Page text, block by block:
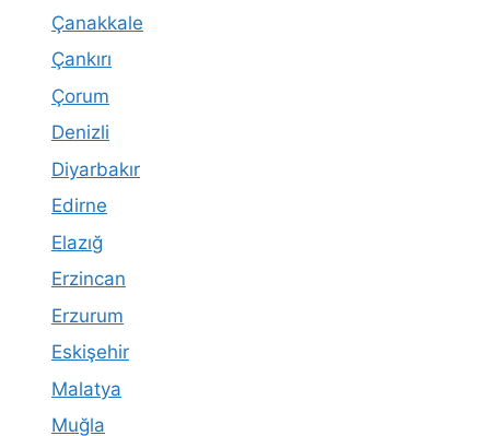
Çanakkale
Çankırı
Çorum
Denizli
Diyarbakır
Edirne
Elazığ
Erzincan
Erzurum
Eskişehir
Malatya
Muğla